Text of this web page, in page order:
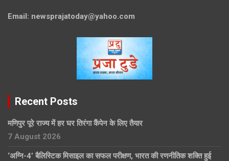
Email: newsprajatoday@yahoo.com
Recent Posts
मणिपुर पूरे राज्य में हर घर तिरंगा कैंपेन के लिए तैयार
7 August 2026
‘अग्नि-4’ बैलिस्टिक मिसाइल का सफल परीक्षण, भारत की रणनीतिक शक्ति हुई